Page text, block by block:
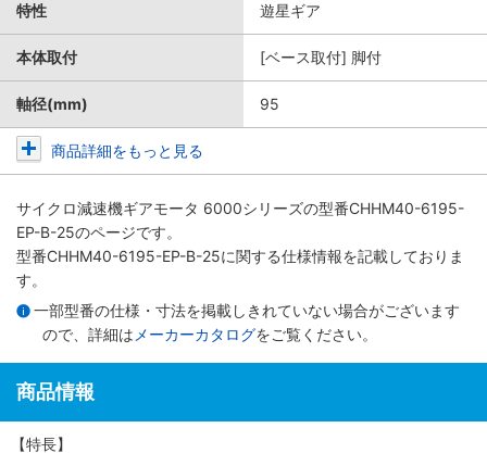
特性 遊星ギア
本体取付 [ベース取付] 脚付
軸径(mm) 95
商品詳細をもっと見る
サイクロ減速機ギアモータ 6000シリーズの型番CHHM40-6195-
EP-B-25のページです。
型番CHHM40-6195-EP-B-25に関する仕様情報を記載しておりま
す。
一部型番の仕様・寸法を掲載しきれていない場合がございます
ので、詳細は メーカーカタログをご覧ください。
商品情報
【特長】